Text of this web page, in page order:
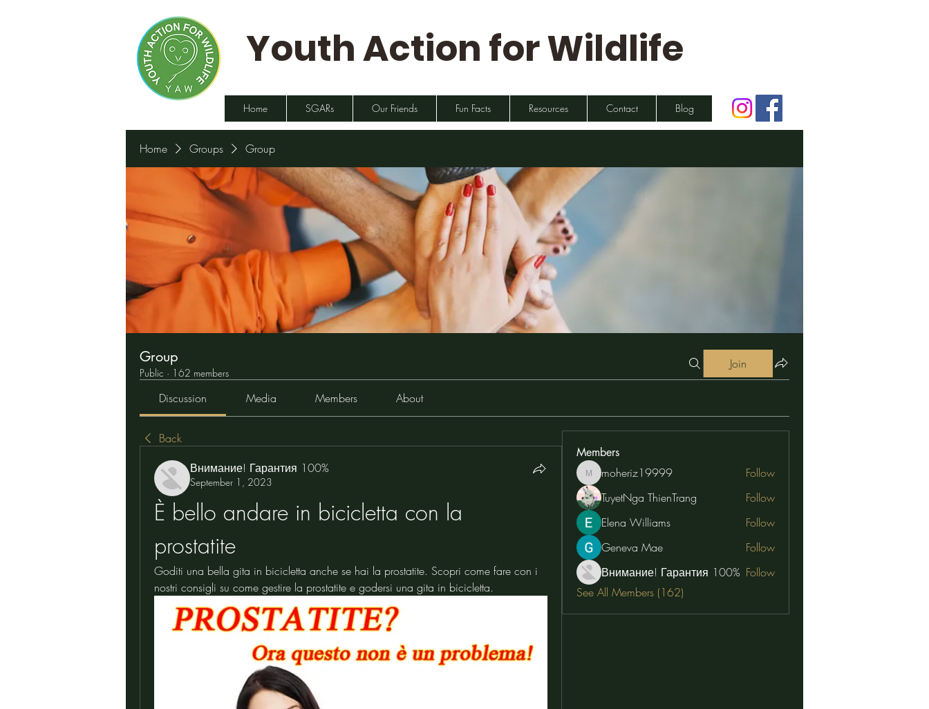
Youth Action for Wildlife
Home SGARs Our Friends Fun Facts Resources Contact Blog
Home Groups Group
Group
Public · 162 members
Join
Discussion Media Members About
Back
Внимание! Гарантия 100%
September 1, 2023
È bello andare in bicicletta con la
prostatite
Goditi una bella gita in bicicletta anche se hai la prostatite. Scopri come fare con i
nostri consigli su come gestire la prostatite e godersi una gita in bicicletta.
Members
moheriz19999
moheriz19999
Follow
TuyetNga ThienTrang
Follow
Elena Williams
Follow
Geneva Mae
Follow
Внимание! Гарантия 100% Follow
See All Members (162)